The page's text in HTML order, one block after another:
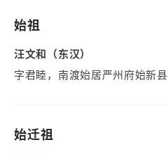
始祖
汪文和（东汉）
字君睦，南渡始居严州府始新县
始迁祖